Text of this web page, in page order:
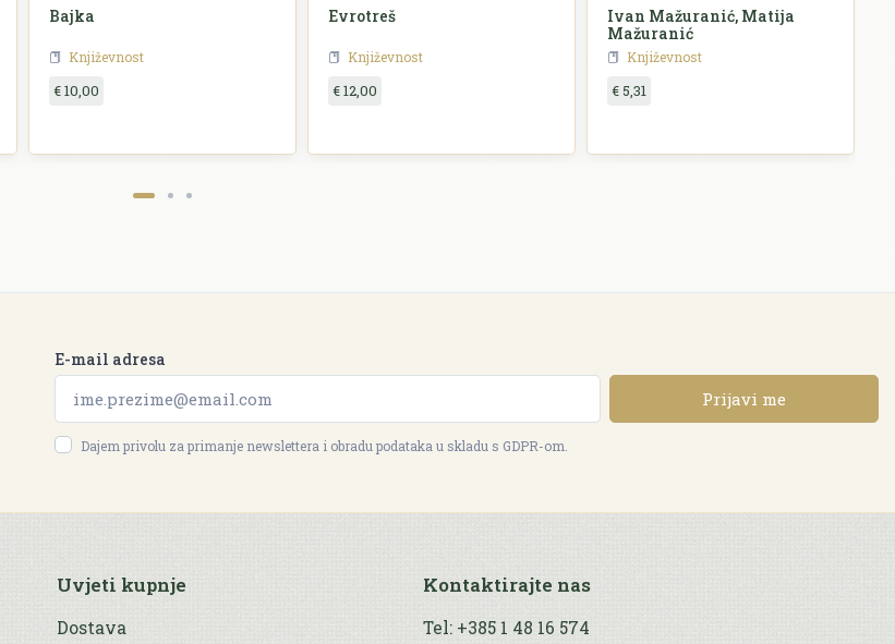
Bajka
Književnost
€ 10,00
Evrotreš
Književnost
€ 12,00
Ivan Mažuranić, Matija
Mažuranić
Književnost
€ 5,31
E-mail adresa
Prijavi me
Dajem privolu za primanje newslettera i obradu podataka u skladu s GDPR-om.
Uvjeti kupnje
Dostava
Kontaktirajte nas
Tel: +385 1 48 16 574